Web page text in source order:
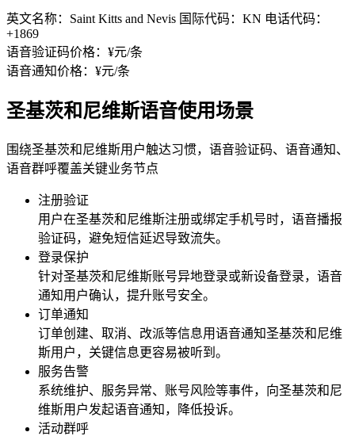
英文名称：Saint Kitts and Nevis 国际代码：KN 电话代码：
+1869
语音验证码价格：¥元/条
语音通知价格：¥元/条
圣基茨和尼维斯语音使用场景
围绕圣基茨和尼维斯用户触达习惯，语音验证码、语音通知、
语音群呼覆盖关键业务节点
注册验证
用户在圣基茨和尼维斯注册或绑定手机号时，语音播报
验证码，避免短信延迟导致流失。
登录保护
针对圣基茨和尼维斯账号异地登录或新设备登录，语音
通知用户确认，提升账号安全。
订单通知
订单创建、取消、改派等信息用语音通知圣基茨和尼维
斯用户，关键信息更容易被听到。
服务告警
系统维护、服务异常、账号风险等事件，向圣基茨和尼
维斯用户发起语音通知，降低投诉。
活动群呼